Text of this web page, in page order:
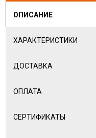
ОПИСАНИЕ
ХАРАКТЕРИСТИКИ
ДОСТАВКА
ОПЛАТА
СЕРТИФИКАТЫ